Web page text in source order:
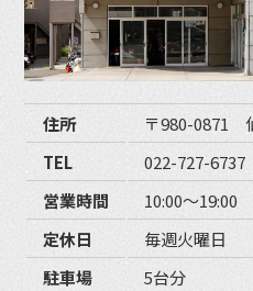
住所
〒980-0871
TEL
022-727-6737
営業時間
10:00〜19:00
定休日
毎週火曜日
駐車場
5台分